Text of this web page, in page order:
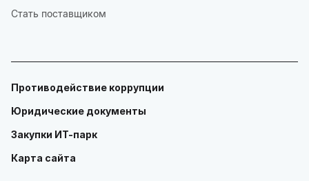
Стать поставщиком
Противодействие коррупции
Юридические документы
Закупки ИТ-парк
Карта сайта